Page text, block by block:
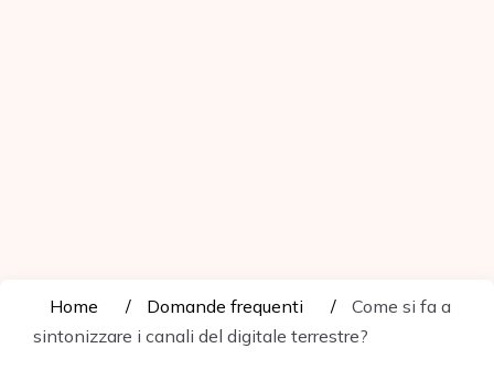
Home Domande frequenti
Come si fa a
sintonizzare i canali del digitale terrestre?